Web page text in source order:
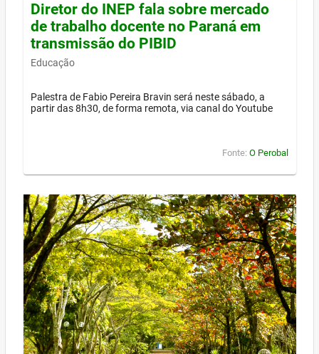
Diretor do INEP fala sobre mercado
de trabalho docente no Paraná em
transmissão do PIBID
Educação
Palestra de Fabio Pereira Bravin será neste sábado, a
partir das 8h30, de forma remota, via canal do Youtube
Fonte: O Perobal